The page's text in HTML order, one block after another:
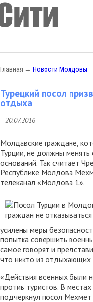
Главная → Новости Молдовы
Турецкий посол
отдыха
20.07.2016
Молдавские граждане,
Турции, не должны менять
оснований. Так считает
Республике Молдова
телеканал «Молдова 1».
усилены меры
попытка совершить
самое говорят и
что никто из отдыхающих
«Действия военных были
против туристов. В
подчеркнул посол Мехмет